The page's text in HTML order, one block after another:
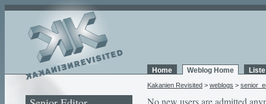
Home Weblog Home
Kakanien Revisited > weblogs >
No new users are admitted